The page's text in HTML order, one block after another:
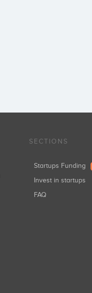
SECTIONS
Startups Funding
Invest in startups
FAQ